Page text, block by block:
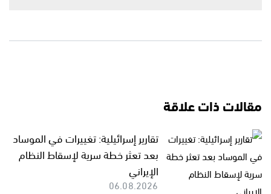
مقالات ذات علاقة
تقارير إسرائيلية: تغييرات في الموساد
بعد تعثر خطة سرية لإسقاط النظام
الإيراني
06.08.2026